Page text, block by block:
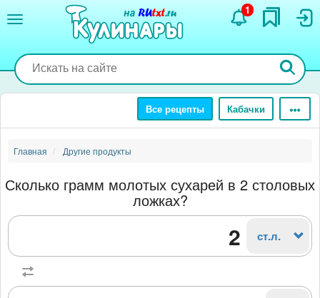
содержанию
1
Все рецепты Кабачки
Главная Другие продукты
Сколько грамм молотых сухарей в 2 столовых
ложках?
ст.л.